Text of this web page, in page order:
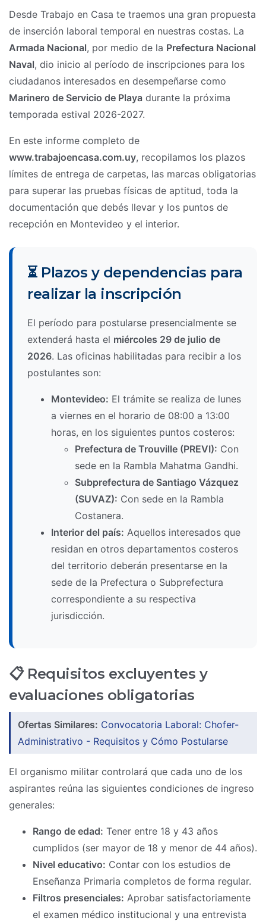
Desde Trabajo en Casa te traemos una gran propuesta
de inserción laboral temporal en nuestras costas. La
Armada Nacional, por medio de la Prefectura Nacional
Naval, dio inicio al período de inscripciones para los
ciudadanos interesados en desempeñarse como
Marinero de Servicio de Playa durante la próxima
temporada estival 2026-2027.
En este informe completo de
www.trabajoencasa.com.uy, recopilamos los plazos
límites de entrega de carpetas, las marcas obligatorias
para superar las pruebas físicas de aptitud, toda la
documentación que debés llevar y los puntos de
recepción en Montevideo y el interior.
⏳ Plazos y dependencias para
realizar la inscripción
El período para postularse presencialmente se
extenderá hasta el miércoles 29 de julio de
2026. Las oficinas habilitadas para recibir a los
postulantes son:
Montevideo: El trámite se realiza de lunes
a viernes en el horario de 08:00 a 13:00
horas, en los siguientes puntos costeros:
Prefectura de Trouville (PREVI): Con
sede en la Rambla Mahatma Gandhi.
Subprefectura de Santiago Vázquez
(SUVAZ): Con sede en la Rambla
Costanera.
Interior del país: Aquellos interesados que
residan en otros departamentos costeros
del territorio deberán presentarse en la
sede de la Prefectura o Subprefectura
correspondiente a su respectiva
jurisdicción.
📋 Requisitos excluyentes y
evaluaciones obligatorias
Ofertas Similares: Convocatoria Laboral: Chofer-
Administrativo - Requisitos y Cómo Postularse
El organismo militar controlará que cada uno de los
aspirantes reúna las siguientes condiciones de ingreso
generales:
Rango de edad: Tener entre 18 y 43 años
cumplidos (ser mayor de 18 y menor de 44 años).
Nivel educativo: Contar con los estudios de
Enseñanza Primaria completos de forma regular.
Filtros presenciales: Aprobar satisfactoriamente
el examen médico institucional y una entrevista